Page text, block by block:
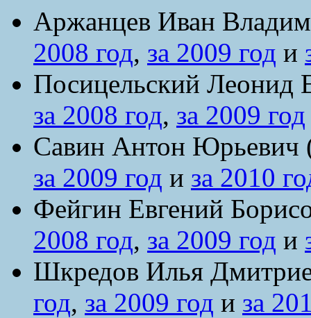
Аржанцев Иван
2008 год, за 2009 год и
Посицельский Леонид
за 2008 год, за 2009 год
Савин Антон Юрьевич
за 2009 год и за 2010
Фейгин Евгений
2008 год, за 2009 год и
Шкредов Илья
год, за 2009 год и за